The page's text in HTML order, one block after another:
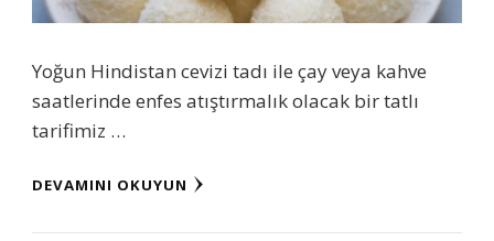
Yoğun Hindistan cevizi tadı ile çay veya kahve
saatlerinde enfes atıştırmalık olacak bir tatlı
tarifimiz …
DEVAMINI OKUYUN